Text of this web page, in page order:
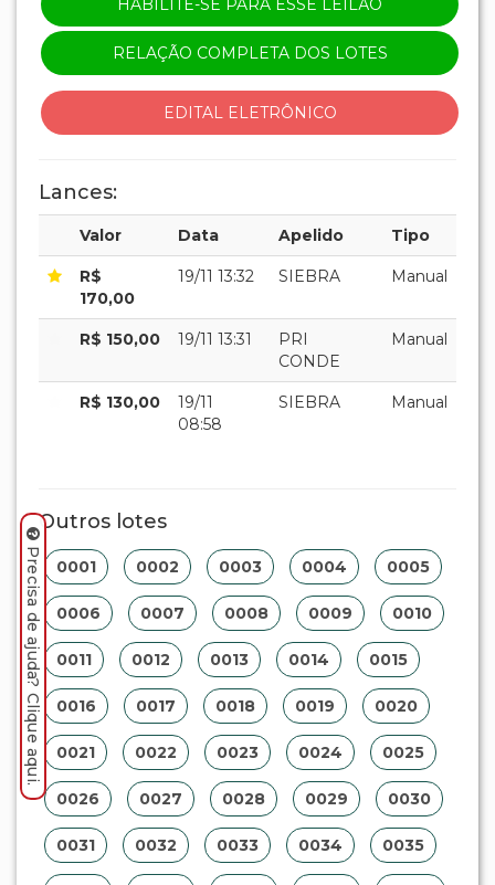
HABILITE-SE PARA ESSE LEILÃO
RELAÇÃO COMPLETA DOS LOTES
EDITAL ELETRÔNICO
Lances:
Valor Data Apelido Tipo
R$
170,00
19/11 13:32 SIEBRA Manual
R$ 150,00 19/11 13:31
PRI
CONDE
Manual
R$ 130,00
19/11
08:58
SIEBRA Manual
Outros lotes
0001 0002 0003 0004 0005
0006 0007 0008 0009 0010
0011 0012 0013 0014 0015
0016 0017 0018 0019 0020
0021 0022 0023 0024 0025
0026 0027 0028 0029 0030
0031 0032 0033 0034 0035
Precisa de ajuda? Clique aqui.